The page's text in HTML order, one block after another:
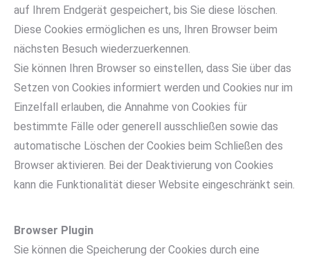
auf Ihrem Endgerät gespeichert, bis Sie diese löschen.
Diese Cookies ermöglichen es uns, Ihren Browser beim
nächsten Besuch wiederzuerkennen.
Sie können Ihren Browser so einstellen, dass Sie über das
Setzen von Cookies informiert werden und Cookies nur im
Einzelfall erlauben, die Annahme von Cookies für
bestimmte Fälle oder generell ausschließen sowie das
automatische Löschen der Cookies beim Schließen des
Browser aktivieren. Bei der Deaktivierung von Cookies
kann die Funktionalität dieser Website eingeschränkt sein.
Browser Plugin
Sie können die Speicherung der Cookies durch eine